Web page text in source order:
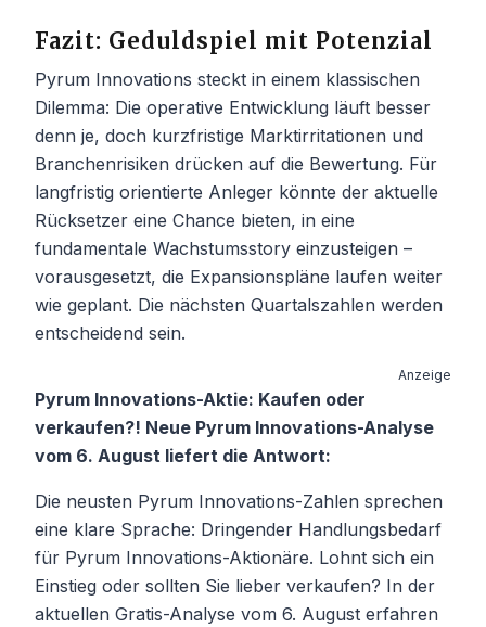
Fazit: Geduldspiel mit Potenzial
Pyrum Innovations steckt in einem klassischen
Dilemma: Die operative Entwicklung läuft besser
denn je, doch kurzfristige Marktirritationen und
Branchenrisiken drücken auf die Bewertung. Für
langfristig orientierte Anleger könnte der aktuelle
Rücksetzer eine Chance bieten, in eine
fundamentale Wachstumsstory einzusteigen –
vorausgesetzt, die Expansionspläne laufen weiter
wie geplant. Die nächsten Quartalszahlen werden
entscheidend sein.
Anzeige
Pyrum Innovations-Aktie: Kaufen oder
verkaufen?! Neue Pyrum Innovations-Analyse
vom 6. August liefert die Antwort:
Die neusten Pyrum Innovations-Zahlen sprechen
eine klare Sprache: Dringender Handlungsbedarf
für Pyrum Innovations-Aktionäre. Lohnt sich ein
Einstieg oder sollten Sie lieber verkaufen? In der
aktuellen Gratis-Analyse vom 6. August erfahren